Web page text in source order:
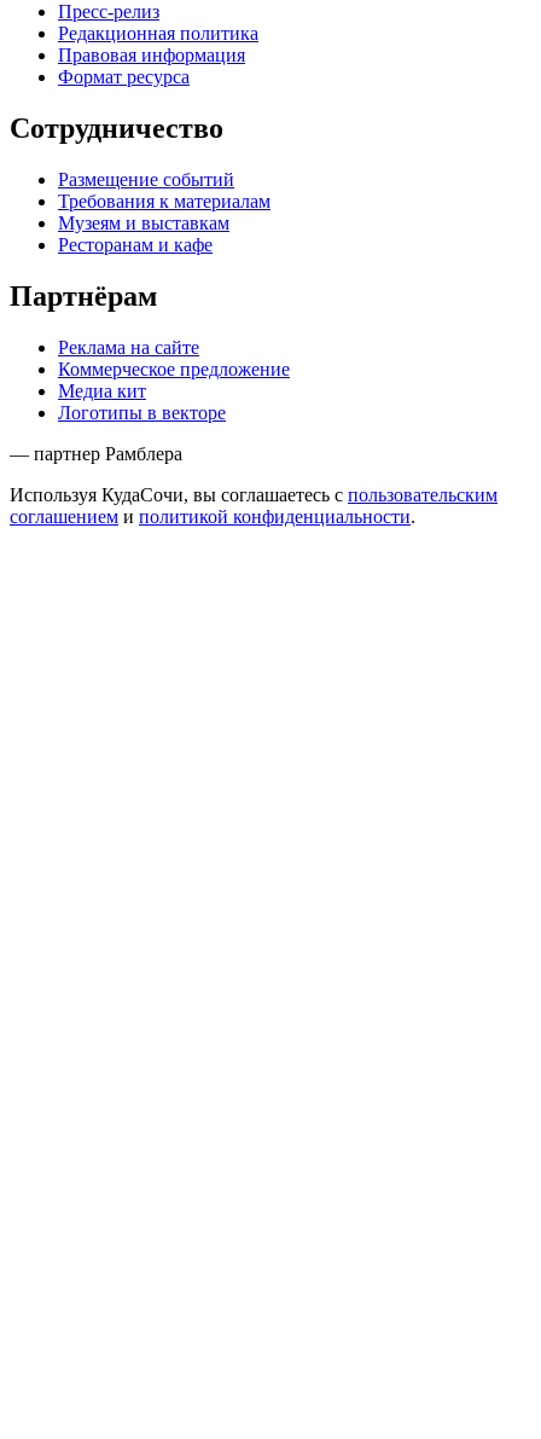
Пресс-релиз
Редакционная политика
Правовая информация
Формат ресурса
Сотрудничество
Размещение событий
Требования к материалам
Музеям и выставкам
Ресторанам и кафе
Партнёрам
Реклама на сайте
Коммерческое предложение
Медиа кит
Логотипы в векторе
— партнер Рамблера
Используя КудаСочи, вы соглашаетесь с пользовательским
соглашением и политикой конфиденциальности.